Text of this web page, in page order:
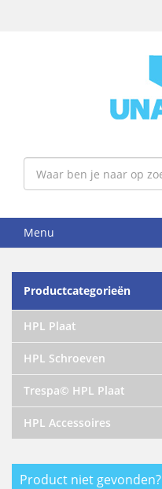
Menu
Productcategorieën
HPL Plaat
HPL Schroeven
Trespa© HPL Plaat
HPL Accessoires
Product niet gevonden?